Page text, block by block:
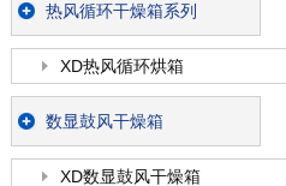
热风循环干燥箱系列
XD热风循环烘箱
数显鼓风干燥箱
XD数显鼓风干燥箱